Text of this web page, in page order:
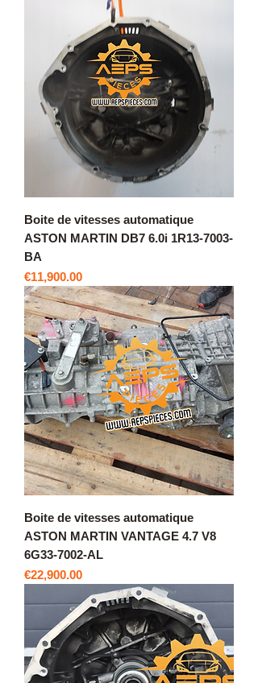
Boite de vitesses automatique
ASTON MARTIN DB7 6.0i 1R13-7003-
BA
價格
€11,900.00
Boite de vitesses automatique
ASTON MARTIN VANTAGE 4.7 V8
6G33-7002-AL
價格
€22,900.00